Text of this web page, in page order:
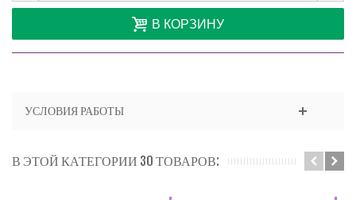
В КОРЗИНУ
УСЛОВИЯ РАБОТЫ
В ЭТОЙ КАТЕГОРИИ 30 ТОВАРОВ: